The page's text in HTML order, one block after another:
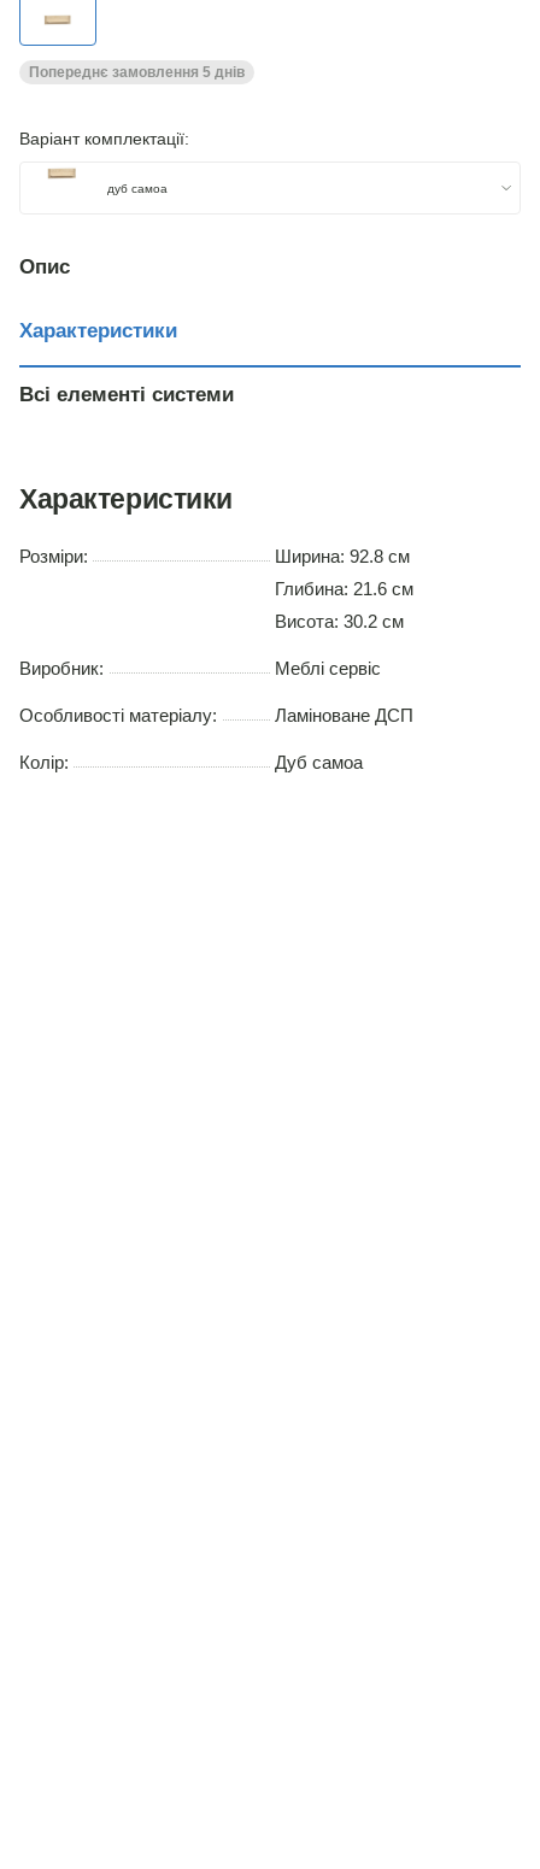
Попереднє замовлення 5 днів
Варіант комплектації:
дуб самоа
Опис
Характеристики
Всі елементі системи
Характеристики
Розміри:
Ширина: 92.8 см
Глибина: 21.6 см
Висота: 30.2 см
Виробник: Меблі сервіс
Особливості матеріалу: Ламіноване ДСП
Колір: Дуб самоа